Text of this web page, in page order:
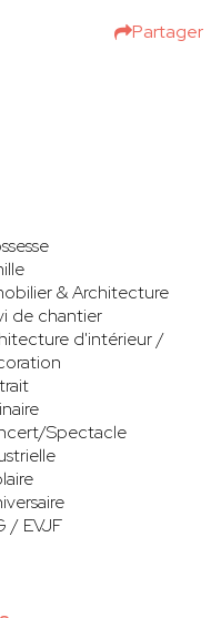
Partager
& Architecture
de chantier
d'intérieur /
Spectacle
/ EVJF